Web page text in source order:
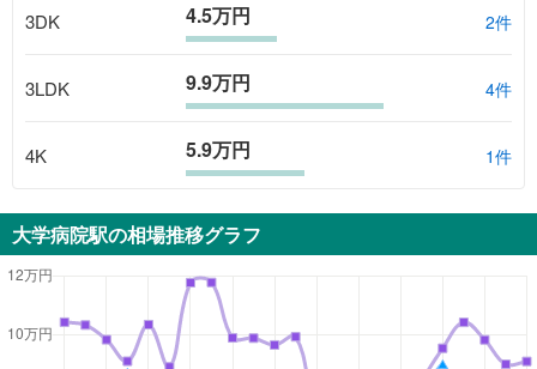
3DK 4.5万円 2件
3LDK 9.9万円 4件
4K 5.9万円 1件
大学病院駅の相場推移グラフ